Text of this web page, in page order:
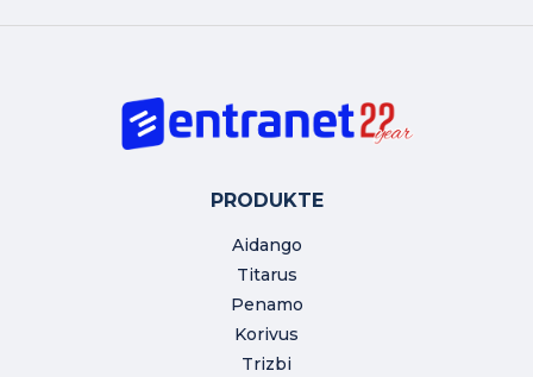
PRODUKTE
Aidango
Titarus
Penamo
Korivus
Trizbi